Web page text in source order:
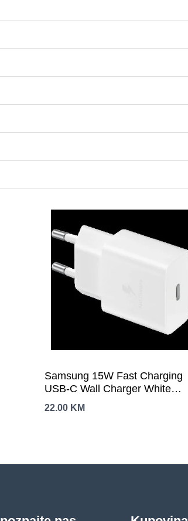
Samsung 15W Fast Charging
USB-C Wall Charger White
(cable not included)
22.00 KM